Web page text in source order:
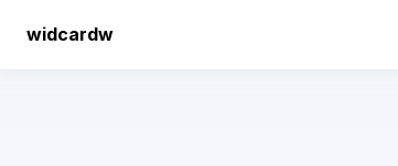
widcardw